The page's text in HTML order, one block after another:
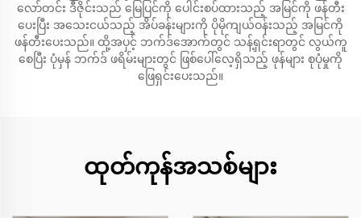
လော်တင်း ဒီဇိုင်းသည် မြေပြင်ကို ပေါင်းစပ်ထားသည့် အမြင်ကို ဖန်တီး
ပေးပြီး အသေးငယ်သည့် အိပ်ခန်းများကို ပိုမိုကျယ်ဝန်းသည့် အမြင်ကို
ဖန်တီးပေးသည်။ ထို့အပှင့် ဘက်ဒ်အောက်တွင် သန့်ရှင်းရာတွင် လွယ်ကူ
စေပြီး ပုံမှန် ဘက်ဒ် ဖရိမ်းများတွင် ဖြစ်ပေါ်လေ့ရှိသည့် ဖုန်များ စုပုံမှုကို
ဖြေရှင်းပေးသည်။
ထုတ်ကုန်အသစ်များ